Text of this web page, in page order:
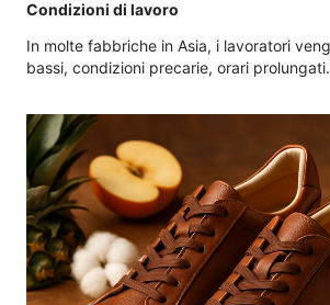
Condizioni di lavoro
In molte fabbriche in Asia, i lavoratori
bassi, condizioni precarie, orari prolungati.